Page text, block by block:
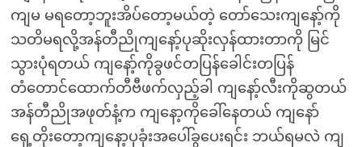
ကျမ မရတော့ဘူးအိပ်တော့မယ်တဲ့ တော်သေးကျနော့်ကို
သတိမရလို့အန်တီညိုကျနော့်ပုဆိုးလှန်ထားတာကို မြင်
သွားပုံရတယ် ကျနော့်ကိုခွဖင်တပြန်ခေါင်းတပြန်
တံတောင်ထောက်တီဗီဖက်လှည့်ခါ ကျနော့်လီးကိုဆွတယ်
အန်တီညိုအဖုတ်နံ့က ကျနော့ကိုခေါ်နေတယ် ကျနော်
ရှေ့တိုးတော့ကျနော့ပုခုံးအပေါ်ခွပေးရင်း ဘယ်ရမလဲ ကျ